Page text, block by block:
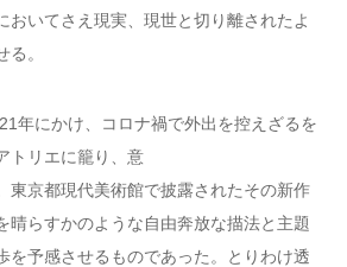
おいてさえ現実、現世と切り離されたよ
。
年にかけ、コロナ禍で外出を控えざるを
トリエに籠り、意
東京都現代美術館で披露されたその新作
晴らすかのような自由奔放な描法と主題
を予感させるものであった。とりわけ透